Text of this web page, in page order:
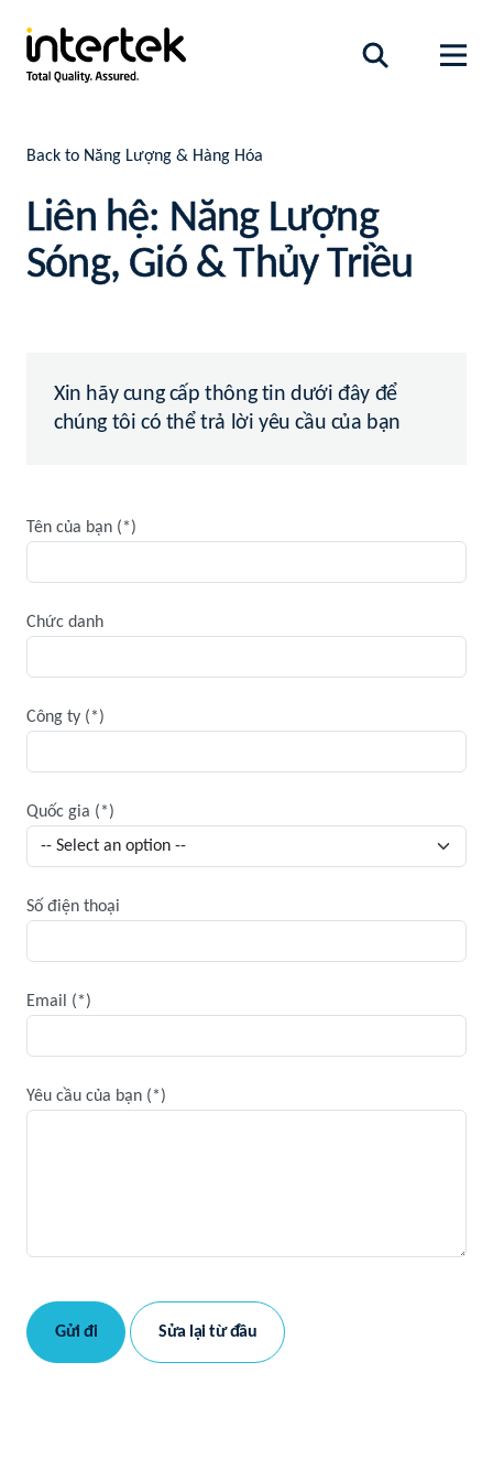
Back to Năng Lượng & Hàng Hóa
Liên hệ: Năng Lượng
Sóng, Gió & Thủy Triều
Xin hãy cung cấp thông tin dưới đây để
chúng tôi có thể trả lời yêu cầu của bạn
Tên của bạn
Chức danh
Công ty
Quốc gia
Số điện thoại
Email
Yêu cầu của bạn
Gửi đi